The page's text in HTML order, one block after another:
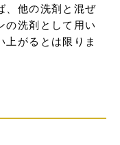
、他の洗剤と混ぜ
の洗剤として用い
がるとは限りま